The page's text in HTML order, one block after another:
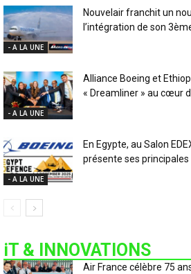
- A LA UNE
Nouvelair franchit un
l’intégration de son
- A LA UNE
Alliance Boeing et
« Dreamliner » au cœur
- A LA UNE
En Egypte, au Salon
présente ses
iT & INNOVATIONS
Air France célèbre 75